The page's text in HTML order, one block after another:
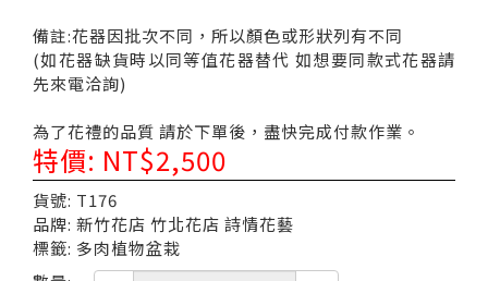
備註:花器因批次不同，所以顏色或形狀列有不同
(如花器缺貨時以同等值花器替代 如想要同款式花器請
先來電洽詢)
為了花禮的品質 請於下單後，盡快完成付款作業。
特價: NT$2,500
貨號: T176
品牌: 新竹花店 竹北花店 詩情花藝
標籤: 多肉植物盆栽